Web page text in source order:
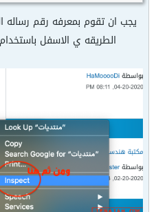
يجب ان تقوم بمعرفه رقم رساله
الطريقه ي الاسفل